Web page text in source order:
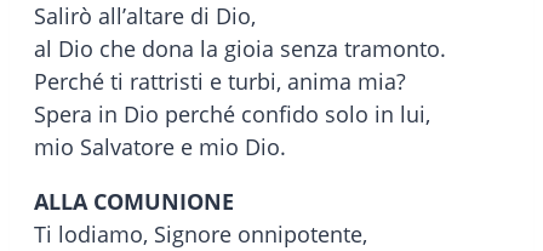
Salirò all’altare di Dio,
al Dio che dona la gioia senza tramonto.
Perché ti rattristi e turbi, anima mia?
Spera in Dio perché confido solo in lui,
mio Salvatore e mio Dio.
ALLA COMUNIONE
Ti lodiamo, Signore onnipotente,